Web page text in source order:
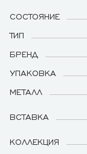
СОСТОЯНИЕ
ТИП
БРЕНД
УПАКОВКА
МЕТАЛЛ
ВСТАВКА
КОЛЛЕКЦИЯ